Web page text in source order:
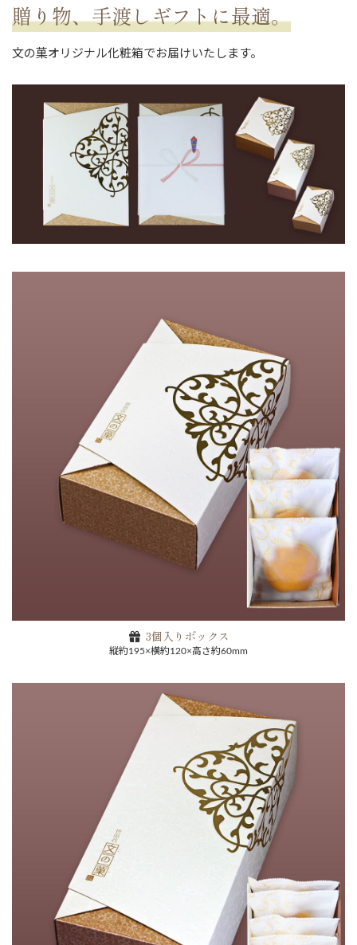
贈り物、手渡しギフトに最適。
文の菓オリジナル化粧箱でお届けいたします。
3個入りボックス
縦約195×横約120×高さ約60mm
ご注文手続きに進む